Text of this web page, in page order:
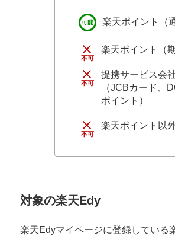
楽天ポイント（
楽天ポイント（
提携サービス会
（JCBカード、
ポイント）
楽天ポイント以
対象の楽天Edy
楽天Edyマイページに登録している